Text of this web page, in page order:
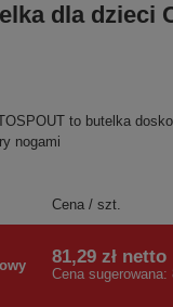
dla dzieci
to butelka
nogami
Cena / szt.
81,29 złnetto
Cena sugerowana: